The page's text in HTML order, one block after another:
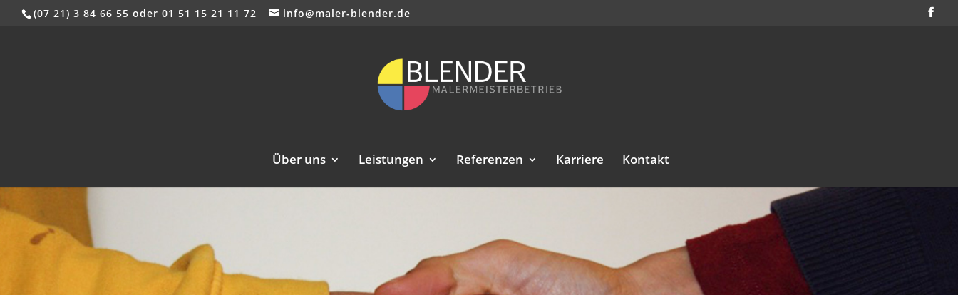
(07 21) 3 84 66 55 oder 01 51 15 21 11 72 info@maler-blender.de
Über uns Leistungen Referenzen Karriere Kontakt